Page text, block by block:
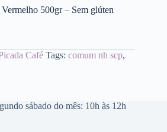
500gr – Sem glúten
Café Tags: comum nh scp,
sábado do mês: 10h às 12h